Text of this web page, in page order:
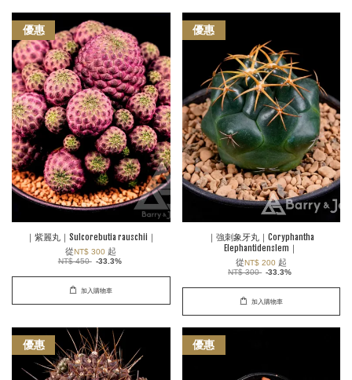
優惠
｜紫麗丸｜Sulcorebutia rauschii｜
從NT$ 300起
NT$ 450 -33.3%
加入購物車
優惠
｜強刺象牙丸｜Coryphantha
Elephantidenslem｜
從NT$ 200 起
NT$ 300 -33.3%
加入購物車
優惠 優惠